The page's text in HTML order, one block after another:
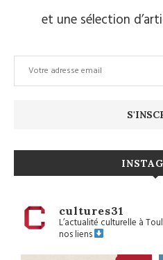
et une sélection
cultures31
L’actualité culturelle à
nos liens